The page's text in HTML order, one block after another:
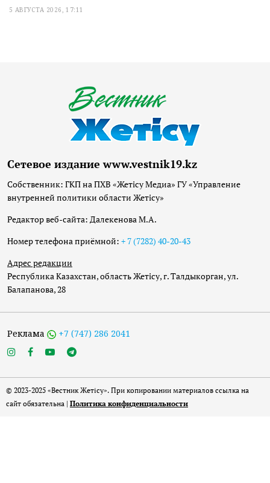
5 АВГУСТА 2026, 17:11
Сетевое издание www.vestnik19.kz
Собственник: ГКП на ПХВ «Жетісу Медиа» ГУ «Управление
внутренней политики области Жетісу»
Редактор веб-сайта: Далекенова М.А.
Номер телефона приёмной: + 7 (7282) 40-20-43
Адрес редакции
Республика Казахстан, область Жетісу, г. Талдыкорган, ул.
Балапанова, 28
Реклама +7 (747) 286 2041
© 2023-2025 «Вестник Жетісу». При копировании материалов ссылка на
сайт обязательна | Политика конфиденциальности